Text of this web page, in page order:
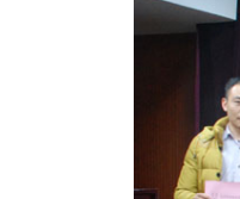
3
4